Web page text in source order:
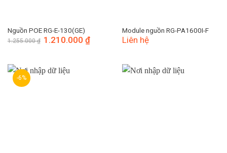
Nguồn POE RG-E-130(GE)
1.255.000₫ Giá
gốc
1.210.000₫
1.210.000 ₫.
Module nguồn RG-PA1600I-F
Liên hệ
-6%